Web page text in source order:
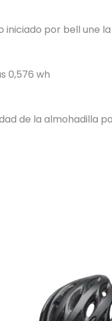
por bell une
0,576 wh
de la almohadilla